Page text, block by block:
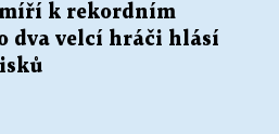
míří k rekordním
dva velcí hráči hlásí